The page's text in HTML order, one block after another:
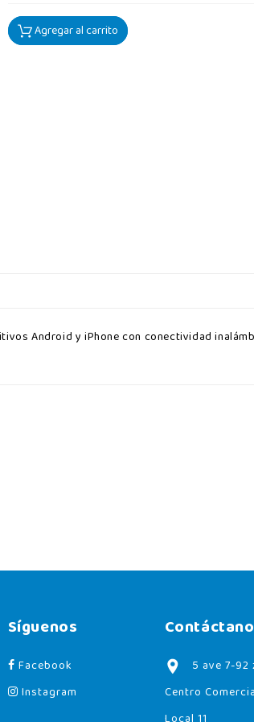
Agregar al carrito
Android y iPhone con conectividad
Síguenos
Facebook
Instagram
5 ave 7-92
Centro